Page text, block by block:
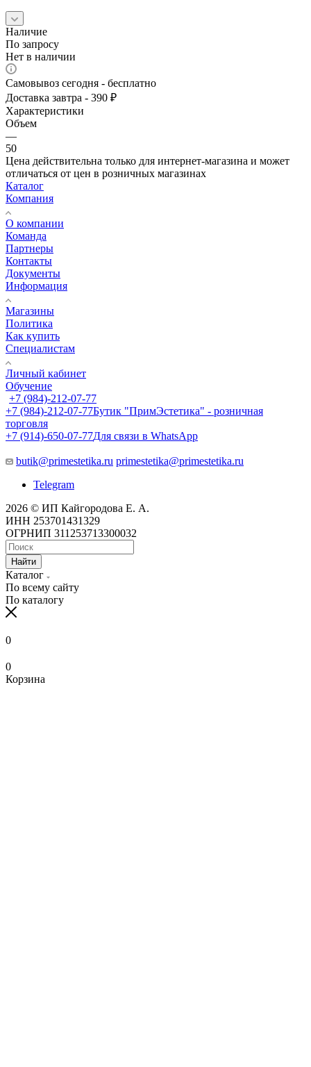
Наличие
По запросу
Нет в наличии
Самовывоз сегодня - бесплатно
Доставка завтра - 390 ₽
Характеристики
Объем
—
50
Цена действительна только для интернет-магазина и может
отличаться от цен в розничных магазинах
Каталог
Компания
О компании
Команда
Партнеры
Контакты
Документы
Информация
Магазины
Политика
Как купить
Специалистам
Личный кабинет
Обучение
+7 (984)-212-07-77
+7 (984)-212-07-77Бутик "ПримЭстетика" - розничная
торговля
+7 (914)-650-07-77Для связи в WhatsApp
butik@primestetika.ru primestetika@primestetika.ru
Telegram
2026 © ИП Кайгородова Е. А.
ИНН 253701431329
ОГРНИП 311253713300032
Найти
Каталог
По всему сайту
По каталогу
0
0
Корзина